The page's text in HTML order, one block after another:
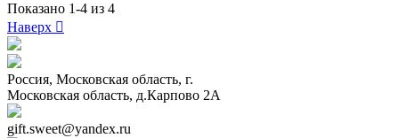
Показано 1-4 из 4
Наверх 
Россия, Московская область, г.
Московская область, д.Карпово 2А
gift.sweet@yandex.ru